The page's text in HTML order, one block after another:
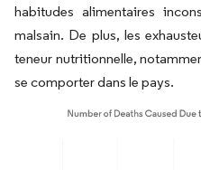
habitudes alimentaires
malsain. De plus, les
teneur nutritionnelle,
se comporter dans le pays.